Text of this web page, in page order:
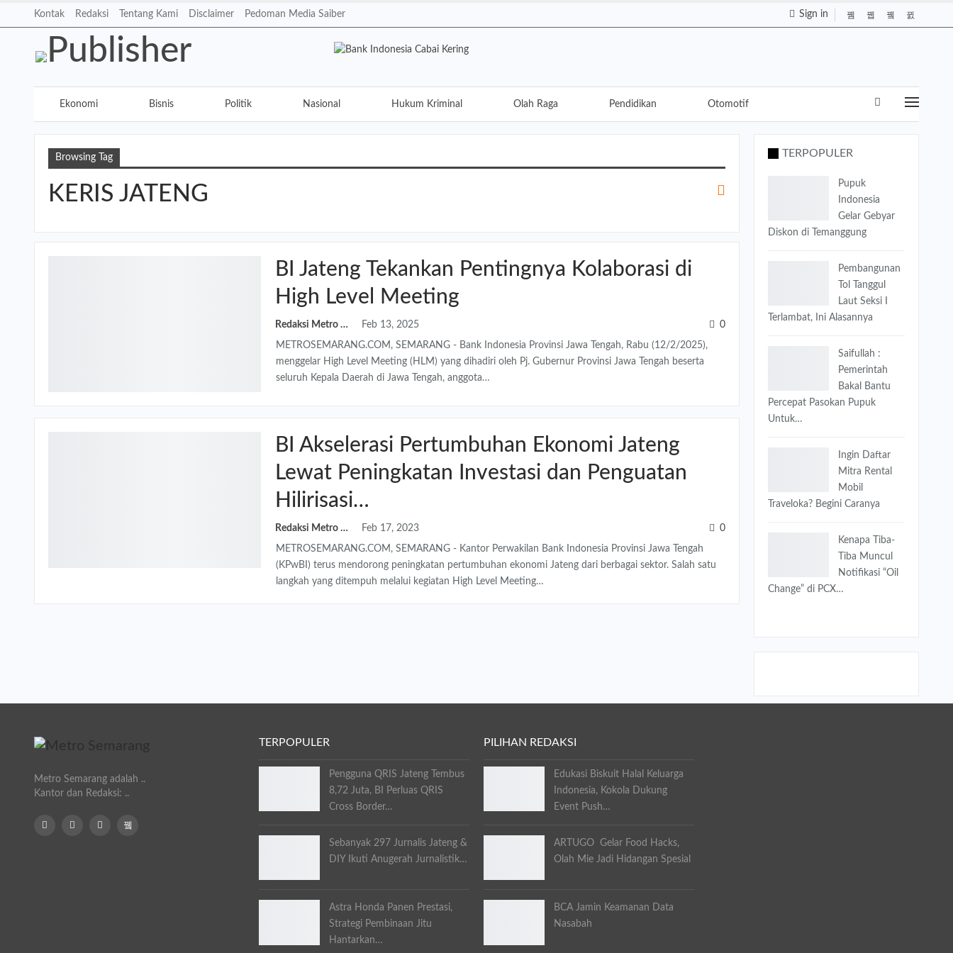
Sign in
Kontak Redaksi Tentang Kami Disclaimer Pedoman Media Saiber
Ekonomi Bisnis Politik Nasional Hukum Kriminal Olah Raga Pendidikan Otomotif
Browsing Tag
KERIS JATENG
BI Jateng Tekankan Pentingnya Kolaborasi di
High Level Meeting
Redaksi Metro Semarang Feb 13, 2025 0
METROSEMARANG.COM, SEMARANG - Bank Indonesia Provinsi Jawa Tengah, Rabu (12/2/2025),
menggelar High Level Meeting (HLM) yang dihadiri oleh Pj. Gubernur Provinsi Jawa Tengah beserta
seluruh Kepala Daerah di Jawa Tengah, anggota…
BI Akselerasi Pertumbuhan Ekonomi Jateng
Lewat Peningkatan Investasi dan Penguatan
Hilirisasi…
Redaksi Metro Semarang Feb 17, 2023 0
METROSEMARANG.COM, SEMARANG - Kantor Perwakilan Bank Indonesia Provinsi Jawa Tengah
(KPwBI) terus mendorong peningkatan pertumbuhan ekonomi Jateng dari berbagai sektor. Salah satu
langkah yang ditempuh melalui kegiatan High Level Meeting…
TERPOPULER
Pupuk
Indonesia
Gelar Gebyar
Diskon di Temanggung
Pembangunan
Tol Tanggul
Laut Seksi I
Terlambat, Ini Alasannya
Saifullah :
Pemerintah
Bakal Bantu
Percepat Pasokan Pupuk
Untuk…
Ingin Daftar
Mitra Rental
Mobil
Traveloka? Begini Caranya
Kenapa Tiba-
Tiba Muncul
Notifikasi “Oil
Change” di PCX…
Metro Semarang adalah ..
Kantor dan Redaksi: ..
TERPOPULER
Pengguna QRIS Jateng Tembus
8,72 Juta, BI Perluas QRIS
Cross Border…
Sebanyak 297 Jurnalis Jateng &
DIY Ikuti Anugerah Jurnalistik…
Astra Honda Panen Prestasi,
Strategi Pembinaan Jitu
Hantarkan…
PILIHAN REDAKSI
Edukasi Biskuit Halal Keluarga
Indonesia, Kokola Dukung
Event Push…
ARTUGO Gelar Food Hacks,
Olah Mie Jadi Hidangan Spesial
BCA Jamin Keamanan Data
Nasabah